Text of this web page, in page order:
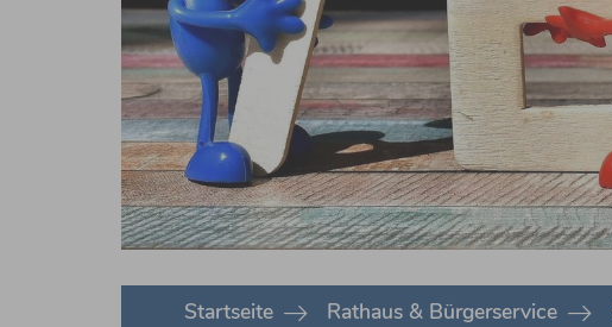
You are here:
Startseite Rathaus & Bürgerservice